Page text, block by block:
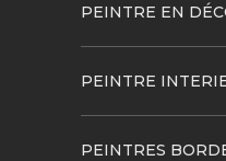
PEINTRE EN
PEINTRE
PEINTRES